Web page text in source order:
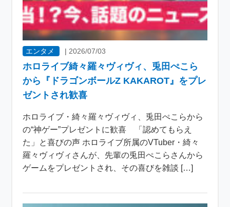
エンタメ | 2026/07/03
ホロライブ綺々羅々ヴィヴィ、兎田ぺこら
から『ドラゴンボールZ KAKAROT』をプレ
ゼントされ歓喜
ホロライブ・綺々羅々ヴィヴィ、兎田ぺこらから
の“神ゲー”プレゼントに歓喜 「認めてもらえ
た」と喜びの声 ホロライブ所属のVTuber・綺々
羅々ヴィヴィさんが、先輩の兎田ぺこらさんから
ゲームをプレゼントされ、その喜びを雑談 […]